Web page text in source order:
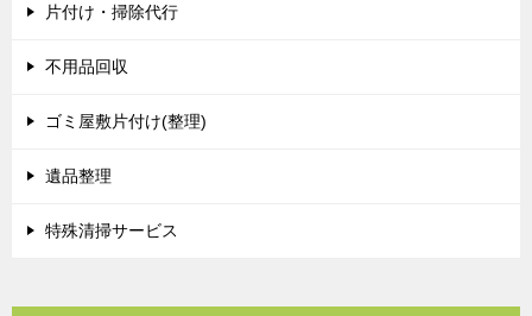
ー
シ
片付け・掃除代行
不用品回収
ゴミ屋敷片付け(整理)
遺品整理
特殊清掃サービス